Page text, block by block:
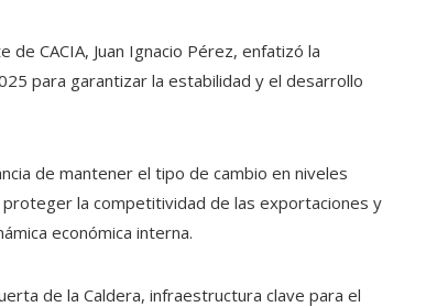
CACIA, Juan Ignacio Pérez, enfatizó la
para garantizar la estabilidad y el desarrollo
de mantener el tipo de cambio en niveles
la competitividad de las exportaciones y
económica interna.
de la Caldera, infraestructura clave para el